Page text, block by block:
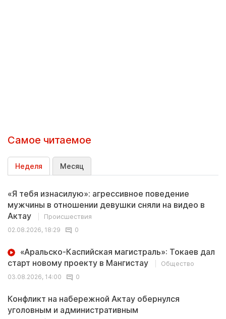
Самое читаемое
Неделя Месяц
«Я тебя изнасилую»: агрессивное поведение
мужчины в отношении девушки сняли на видео в
Актау
Происшествия
02.08.2026, 18:29
0
«Аральско-Каспийская магистраль»: Токаев дал
старт новому проекту в Мангистау
Общество
03.08.2026, 14:00
0
Конфликт на набережной Актау обернулся
уголовным и административным